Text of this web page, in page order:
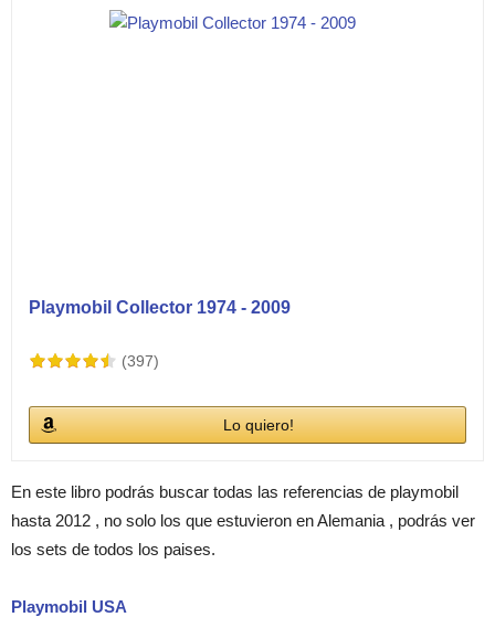
Playmobil Collector 1974 - 2009
(397)
Lo quiero!
En este libro podrás buscar todas las referencias de playmobil
hasta 2012 , no solo los que estuvieron en Alemania , podrás ver
los sets de todos los paises.
Playmobil USA